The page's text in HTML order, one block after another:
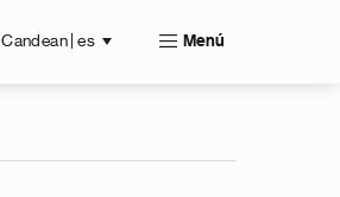
Candean | es Menú